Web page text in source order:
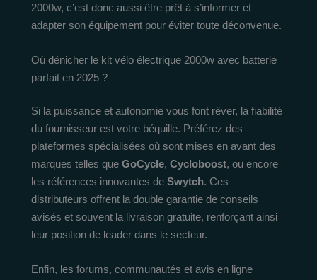
2000w, c’est donc aussi être prêt à s’informer et
adapter son équipement pour éviter toute déconvenue.
Où dénicher le kit vélo électrique 2000w avec batterie
parfait en 2025 ?
Si la puissance et autonomie vous font rêver, la fiabilité
du fournisseur est votre béquille. Préférez des
plateformes spécialisées où sont mises en avant des
marques telles que GoCycle, Cycloboost, ou encore
les références innovantes de Swytch. Ces
distributeurs offrent la double garantie de conseils
avisés et souvent la livraison gratuite, renforçant ainsi
leur position de leader dans le secteur.
Enfin, les forums, communautés et avis en ligne